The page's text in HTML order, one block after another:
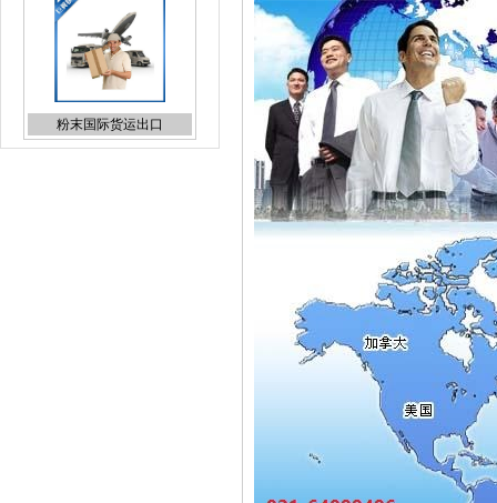
粉末国际货运出口